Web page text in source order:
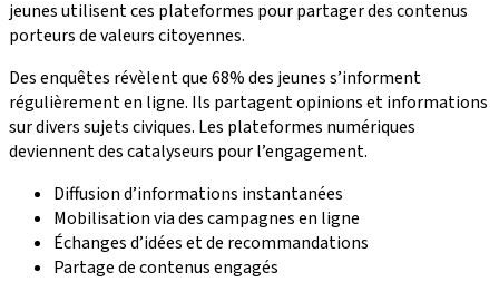
jeunes utilisent ces plateformes pour partager des contenus
porteurs de valeurs citoyennes.
Des enquêtes révèlent que 68% des jeunes s’informent
régulièrement en ligne. Ils partagent opinions et informations
sur divers sujets civiques. Les plateformes numériques
deviennent des catalyseurs pour l’engagement.
Diffusion d’informations instantanées
Mobilisation via des campagnes en ligne
Échanges d’idées et de recommandations
Partage de contenus engagés